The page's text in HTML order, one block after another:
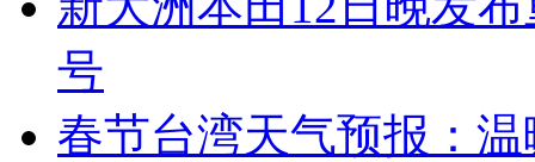
号
春节台湾天气预报：